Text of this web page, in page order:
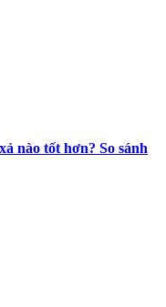
nào tốt hơn? So sánh